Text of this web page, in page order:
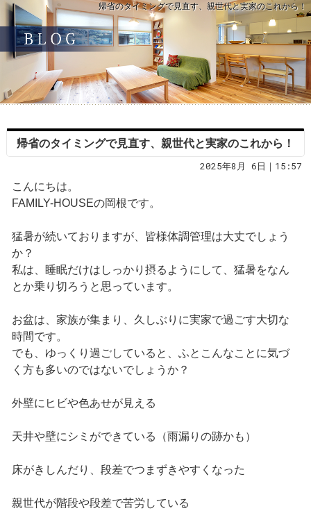
帰省のタイミングで見直す、親世代と実家のこれから！
帰省のタイミングで見直す、親世代と実家のこれから！
2025年8月 6日｜15:57
こんにちは。
FAMILY-HOUSEの岡根です。
猛暑が続いておりますが、皆様体調管理は大丈でしょう
か？
私は、睡眠だけはしっかり摂るようにして、猛暑をなん
とか乗り切ろうと思っています。
お盆は、家族が集まり、久しぶりに実家で過ごす大切な
時間です。
でも、ゆっくり過ごしていると、ふとこんなことに気づ
く方も多いのではないでしょうか？
外壁にヒビや色あせが見える
天井や壁にシミができている（雨漏りの跡かも）
床がきしんだり、段差でつまずきやすくなった
親世代が階段や段差で苦労している